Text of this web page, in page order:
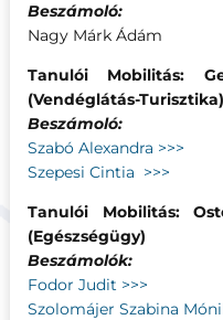
Beszámoló:
Nagy Márk Ádám
Tanulói Mobilitás:
(Vendéglátás-Turisztika)
Beszámoló:
Szabó Alexandra >>>
Szepesi Cintia >>>
Tanulói Mobilitás:
(Egészségügy)
Beszámolók:
Fodor Judit >>>
Szolomájer Szabina